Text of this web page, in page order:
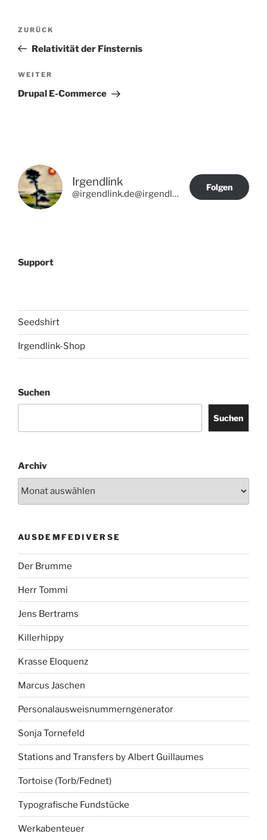
Beitragsnavigation
Vorheriger
Beitrag
ZURÜCK
Relativität der Finsternis
Nächster
Beitrag
WEITER
Drupal E-Commerce
Irgendlink
@irgendlink.de@irgendlink.de
Folgen
Support
Seedshirt
Irgendlink-Shop
Suchen
Suchen
Archiv
AUSDEMFEDIVERSE
Der Brumme
Herr Tommi
Jens Bertrams
Killerhippy
Krasse Eloquenz
Marcus Jaschen
Personalausweisnummerngenerator
Sonja Tornefeld
Stations and Transfers by Albert Guillaumes
Tortoise (Torb/Fednet)
Typografische Fundstücke
Werkabenteuer